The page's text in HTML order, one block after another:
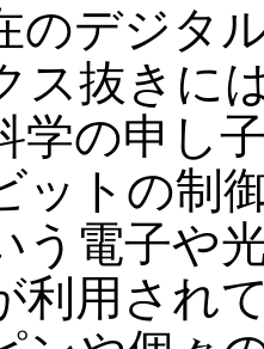
デジタル
ス抜きに
学の申し
ットの制
う電子や
利用され